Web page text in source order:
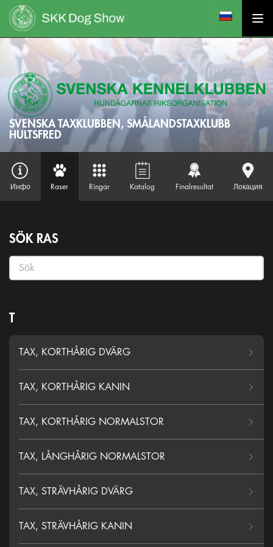
SVENSKA TAXKLUBBEN, SMÅLANDSTAXKLUBB
HULTSFRED
Инфо Raser Ringar Katalog Finalresultat Локация
SÖK RAS
T
TAX, KORTHÅRIG DVÄRG
TAX, KORTHÅRIG KANIN
TAX, KORTHÅRIG NORMALSTOR
TAX, LÅNGHÅRIG NORMALSTOR
TAX, STRÄVHÅRIG DVÄRG
TAX, STRÄVHÅRIG KANIN